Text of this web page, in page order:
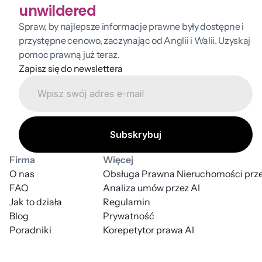
unwildered
Spraw, by najlepsze informacje prawne były dostępne i
przystępne cenowo, zaczynając od Anglii i Walii. Uzyskaj
pomoc prawną już teraz.
Zapisz się do newslettera
Firma
O nas
FAQ
Jak to działa
Blog
Poradniki
Więcej
Regulamin
Analiza umów przez AI
Korepetytor prawa AI
Prywatność
Obsługa Prawna Nieruchomości